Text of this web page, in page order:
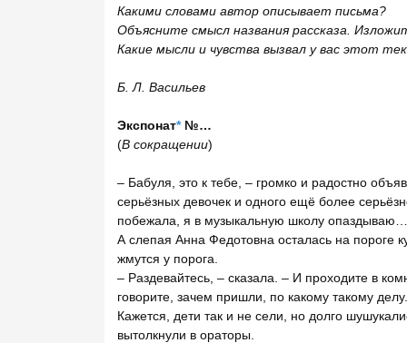
Какими словами автор описывает письма?
Объясните смысл названия рассказа.
Какие мысли и чувства вызвал у вас этот
Б. Л. Васильев
Экспонат*№…
(В сокращении)
– Бабуля, это к тебе, – громко и радостно
серьёзных девочек и одного ещё более
побежала, я в музыкальную школу опаздываю…
А слепая Анна Федотовна осталась на пороге
жмутся у порога.
– Раздевайтесь, – сказала. – И проходите в
говорите, зачем пришли, по какому такому делу.
Кажется, дети так и не сели, но долго
вытолкнули в ораторы.